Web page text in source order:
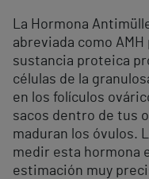
La Hormona
abreviada como
sustancia proteica
células de la
en los folículos
sacos dentro de tus
maduran los óvulos.
medir esta hormona
estimación muy